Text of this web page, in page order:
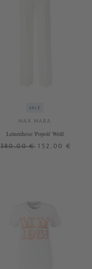
SALE
MAX MARA
Leinenhose 'Popoli' Weiß
380,00 € 152,00 €